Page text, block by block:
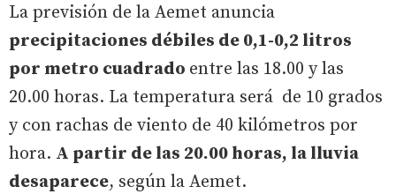
La previsión de la Aemet anuncia
precipitaciones débiles de 0,1-0,2 litros
por metro cuadrado entre las 18.00 y las
20.00 horas. La temperatura será de 10 grados
y con rachas de viento de 40 kilómetros por
hora. A partir de las 20.00 horas, la lluvia
desaparece, según la Aemet.